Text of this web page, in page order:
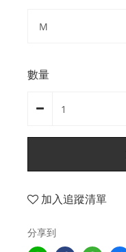
數量
加入追蹤清單
分享到